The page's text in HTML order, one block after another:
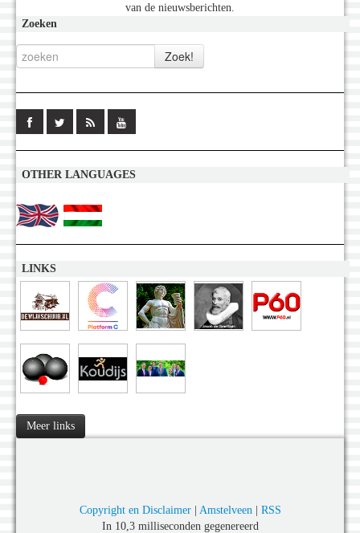
van de nieuwsberichten.
Zoeken
OTHER LANGUAGES
LINKS
Meer links
Copyright en Disclaimer| Amstelveen
RSS
In 10,3 milliseconden gegenereerd